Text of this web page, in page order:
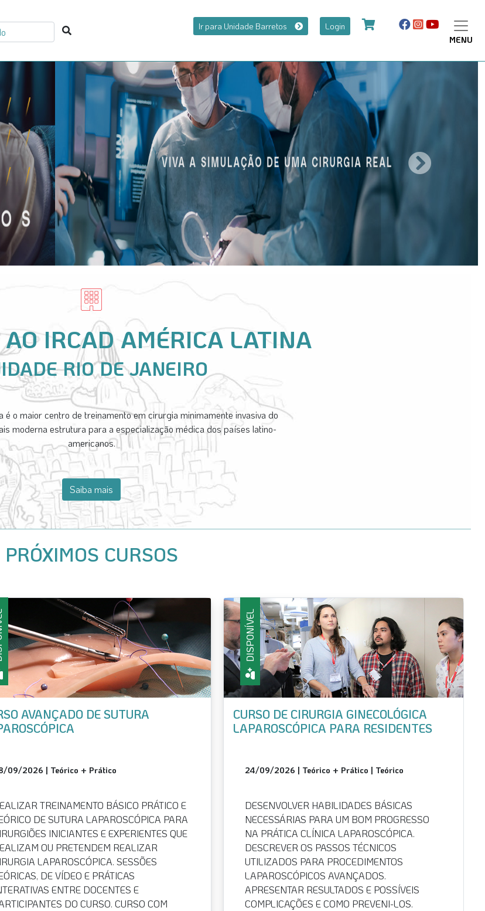
Ir para Unidade Barretos
Login
MENU
Next
IRCAD AMÉRICA LATINA
RIO DE JANEIRO
é o maior centro de treinamento em cirurgia minimamente invasiva do
moderna estrutura para a especialização médica dos países latino-
americanos.
Saiba mais
PRÓXIMOS CURSOS
DE CIRURGIA GINECOLÓGICA
PARA RESIDENTES
09/2026 | Teórico + Prático | Teórico
HABILIDADES BÁSICAS
PARA UM BOM PROGRESSO
PRÁTICA CLÍNICA LAPAROSCÓPICA.
OS PASSOS TÉCNICOS
PARA PROCEDIMENTOS
AVANÇADOS.
RESULTADOS E POSSÍVEIS
E COMO PREVENI-LOS.
DISPONÍVEL
CURSO DE CIRURGIAS MINIMAMENTE
INVASIVAS PARA DOENÇAS BENIGNAS
COBRIR UM LARGO ESPECTRO DOS
PROCEDIMENTOS CIRÚRGICOS NA CIRURGIA
COLORRETAL. FORNECER INDICAÇÕES PARA
O TRATAMENTO CIRÚRGICO E DISCUTIR
COMPLICAÇÕES OPERATÓRIAS. DESTACAR
OS ASPECTOS TÉCNICOS DAS INTERVENÇÕES
CIRÚRGICAS POR MEIO DA TRANSMISSÃO DE